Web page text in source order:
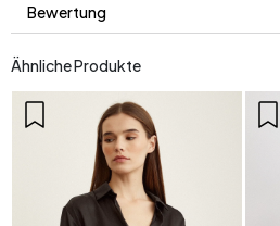
Bewertung
Ähnliche Produkte